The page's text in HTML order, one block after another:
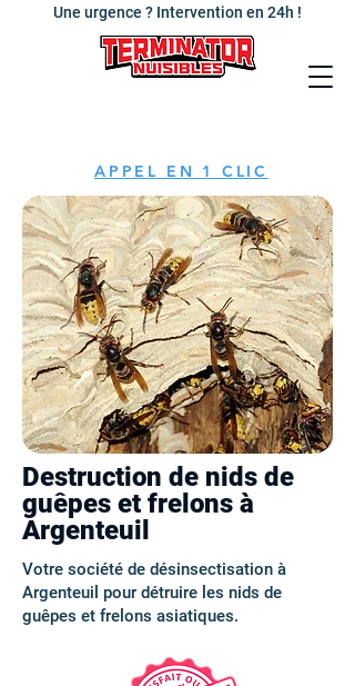
Une urgence ? Intervention en 24h !
APPEL EN 1 CLIC
Destruction de nids de
guêpes et frelons à
Argenteuil
Votre société de désinsectisation à
Argenteuil pour détruire les nids de
guêpes et frelons asiatiques.